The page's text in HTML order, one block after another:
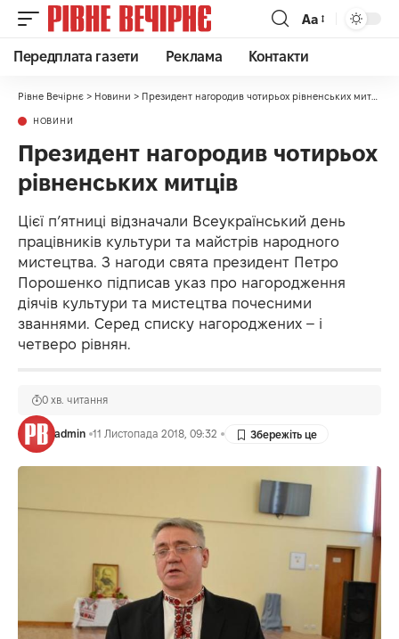
Аа
Передплата газети Реклама Контакти
Рівне Вечірнє > Новини > Президент нагородив чотирьох рівненських митців
НОВИНИ
Президент нагородив чотирьох
рівненських митців
Цієї п’ятниці відзначали Всеукраїнський день
працівників культури та майстрів народного
мистецтва. З нагоди свята президент Петро
Порошенко підписав указ про нагородження
діячів культури та мистецтва почесними
званнями. Серед списку нагороджених – і
четверо рівнян.
admin 11 Листопада 2018, 09:32
0 хв. читання